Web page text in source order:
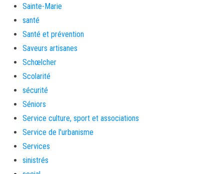
Sainte-Marie
santé
Santé et prévention
Saveurs artisanes
Schœlcher
Scolarité
sécurité
Séniors
Service culture, sport et associations
Service de l'urbanisme
Services
sinistrés